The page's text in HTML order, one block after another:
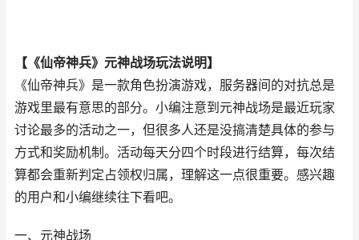
【《仙帝神兵》元神战场玩法说明】
《仙帝神兵》是一款角色扮演游戏，服务器间的对抗总是
游戏里最有意思的部分。小编注意到元神战场是最近玩家
讨论最多的活动之一，但很多人还是没搞清楚具体的参与
方式和奖励机制。活动每天分四个时段进行结算，每次结
算都会重新判定占领权归属，理解这一点很重要。感兴趣
的用户和小编继续往下看吧。
一、元神战场